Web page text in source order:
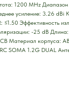
1200 MHz
усиление: 3.26 dBi
≤1.50 Эффективность
-25 dB
Материал корпуса:
SOMA 1.2G DUAL